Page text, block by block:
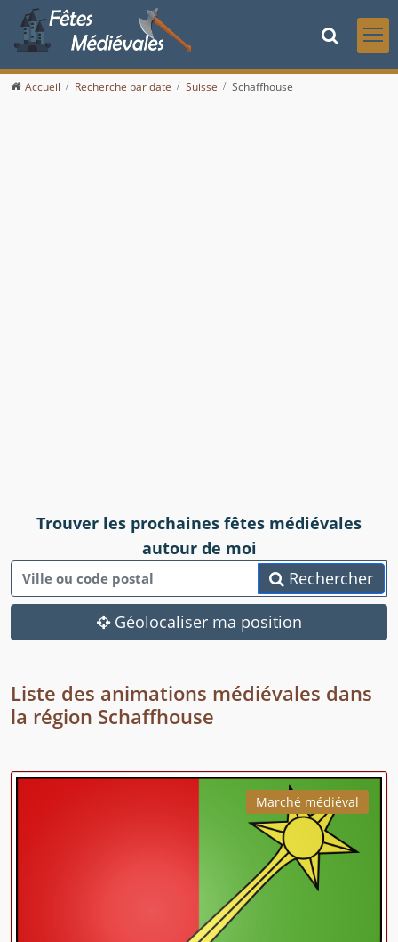
Accueil Recherche par date Suisse Schaffhouse
Trouver les prochaines fêtes médiévales
autour de moi
Rechercher
Géolocaliser ma position
Liste des animations médiévales dans
la région Schaffhouse
Marché médiéval